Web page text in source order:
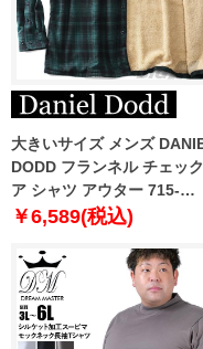
大きいサイズ メンズ
DODD フランネル チェッ
ア シャツ アウター 715-
sh240410
￥6,589(税込)